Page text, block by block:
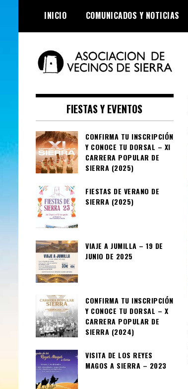
content
INICIO COMUNICADOS Y NOTICIAS
Asociación de
Vecinos de Sierra
FIESTAS Y EVENTOS
CONFIRMA TU INSCRIPCIÓN
Y CONOCE TU DORSAL – XI
CARRERA POPULAR DE
SIERRA (2025)
FIESTAS DE VERANO DE
SIERRA (2025)
VIAJE A JUMILLA – 19 DE
JUNIO DE 2025
CONFIRMA TU INSCRIPCIÓN
Y CONOCE TU DORSAL – X
CARRERA POPULAR DE
SIERRA (2024)
VISITA DE LOS REYES
MAGOS A SIERRA – 2023